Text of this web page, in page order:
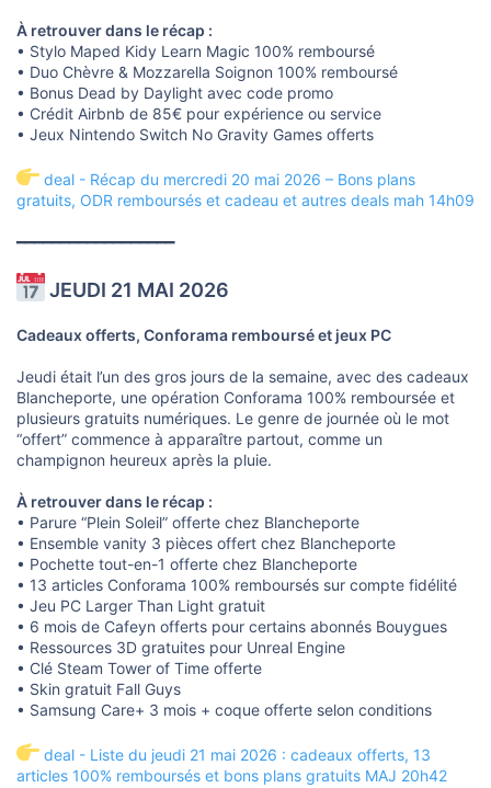
À retrouver dans le récap :
• Stylo Maped Kidy Learn Magic 100% remboursé
• Duo Chèvre & Mozzarella Soignon 100% remboursé
• Bonus Dead by Daylight avec code promo
• Crédit Airbnb de 85€ pour expérience ou service
• Jeux Nintendo Switch No Gravity Games offerts
deal - Récap du mercredi 20 mai 2026 – Bons plans
gratuits, ODR remboursés et cadeau et autres deals mah 14h09
━━━━━━━━━━━━━━━━━━
JEUDI 21 MAI 2026
Cadeaux offerts, Conforama remboursé et jeux PC
Jeudi était l’un des gros jours de la semaine, avec des cadeaux
Blancheporte, une opération Conforama 100% remboursée et
plusieurs gratuits numériques. Le genre de journée où le mot
“offert” commence à apparaître partout, comme un
champignon heureux après la pluie.
À retrouver dans le récap :
• Parure “Plein Soleil” offerte chez Blancheporte
• Ensemble vanity 3 pièces offert chez Blancheporte
• Pochette tout-en-1 offerte chez Blancheporte
• 13 articles Conforama 100% remboursés sur compte fidélité
• Jeu PC Larger Than Light gratuit
• 6 mois de Cafeyn offerts pour certains abonnés Bouygues
• Ressources 3D gratuites pour Unreal Engine
• Clé Steam Tower of Time offerte
• Skin gratuit Fall Guys
• Samsung Care+ 3 mois + coque offerte selon conditions
deal - Liste du jeudi 21 mai 2026 : cadeaux offerts, 13
articles 100% remboursés et bons plans gratuits MAJ 20h42